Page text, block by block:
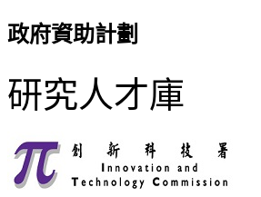
政府資助計劃
研究人才庫